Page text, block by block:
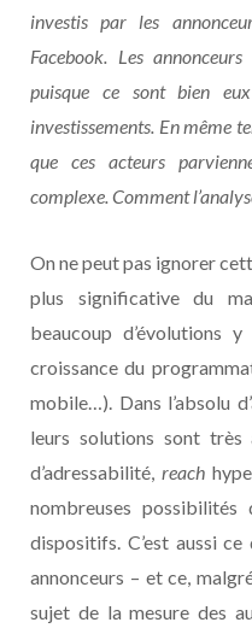
investis par les
Facebook. Les
puisque ce sont bien
investissements. En même
que ces acteurs
complexe. Comment
On ne peut pas ignorer
plus significative du
beaucoup d’évolutions
croissance du
mobile…). Dans l’absolu
leurs solutions sont très
d’adressabilité, reach
nombreuses possibilités
dispositifs. C’est aussi
annonceurs – et ce,
sujet de la mesure des